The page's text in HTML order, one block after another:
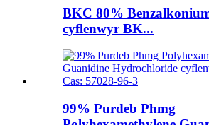
BKC 80%
cyflenwyr BK...
99% Purdeb Phmg